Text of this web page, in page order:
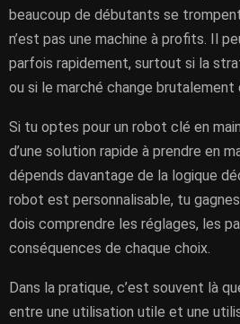
beaucoup de débutants se
n’est pas une machine à profits. Il
parfois rapidement, surtout si la
ou si le marché change
Si tu optes pour un robot clé en
d’une solution rapide à prendre en
dépends davantage de la logique
robot est personnalisable, tu
dois comprendre les réglages, les
conséquences de chaque choix.
Dans la pratique, c’est souvent là
entre une utilisation utile et une